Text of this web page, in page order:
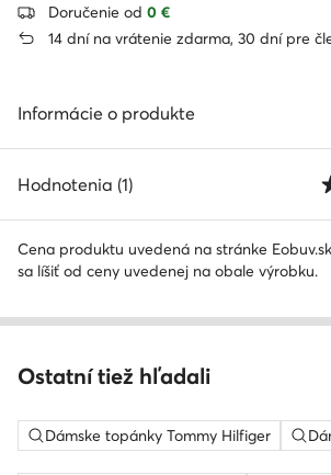
Doručenie od 0 €
14 dní na vrátenie zdarma, 30 dní pre
Informácie o produkte
Hodnotenia (1)
Cena produktu uvedená na stránke
sa líšiť od ceny uvedenej na obale výrobku.
Ostatní tiež hľadali
Dámske topánky Tommy Hilfiger